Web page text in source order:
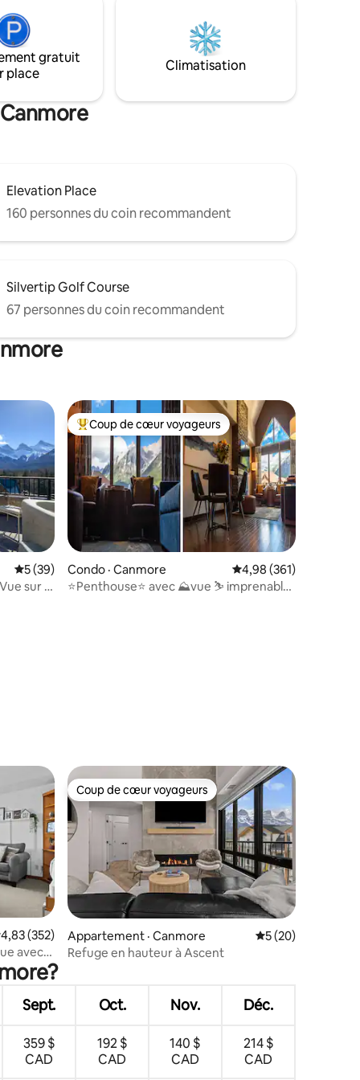
fournis.
logement est un excellent endroit pour
profiter de vos vacances.
gratuit
place
Climatisation
Elevation Place
160 personnes du coin recommandent
Silvertip Golf Course
67 personnes du coin recommandent
Note moyenne de 5 sur 5, 39 commentaires
5 (39)
sur la
Coup de cœur voyageurs parmi les plus aimés
Coup de cœur voyageurs
Condo · Canmore Note moyenne de
4,98 (361)
⭐Penthouse⭐ avec ⛰vue ⛷ imprenable,
moyenne de 4,83 sur 5, 352 commentaires
4,83 (352)
avec
Coup de cœur voyageurs
Coup de cœur voyageurs
Appartement · Canmore Note moyenne de
5 (20)
Refuge en hauteur à Ascent
Sept. Oct. Nov. Déc.
359 $
CAD
192 $
CAD
140 $
CAD
214 $
CAD